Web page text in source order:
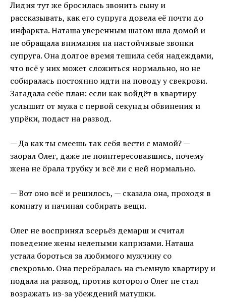
Лидия тут же бросилась звонить сыну и
рассказывать, как его супруга довела её почти до
инфаркта. Наташа уверенным шагом шла домой и
не обращала внимания на настойчивые звонки
супруга. Она долгое время тешила себя надеждами,
что всё у них может сложиться нормально, но не
собиралась постоянно идти на поводу у свекрови.
Загадала себе план: если как войдёт в квартиру
услышит от мужа с первой секунды обвинения и
упрёки, подаст на развод.
— Да как ты смеешь так себя вести с мамой? —
заорал Олег, даже не поинтересовавшись, почему
жена не брала трубку и всё ли с ней нормально.
— Вот оно всё и решилось, — сказала она, проходя в
комнату и начиная собирать вещи.
Олег не воспринял всерьёз демарш и считал
поведение жены нелепыми капризами. Наташа
устала бороться за любимого мужчину со
свекровью. Она перебралась на съемную квартиру и
подала на развод, против которого Олег не стал
возражать из-за убеждений матушки.